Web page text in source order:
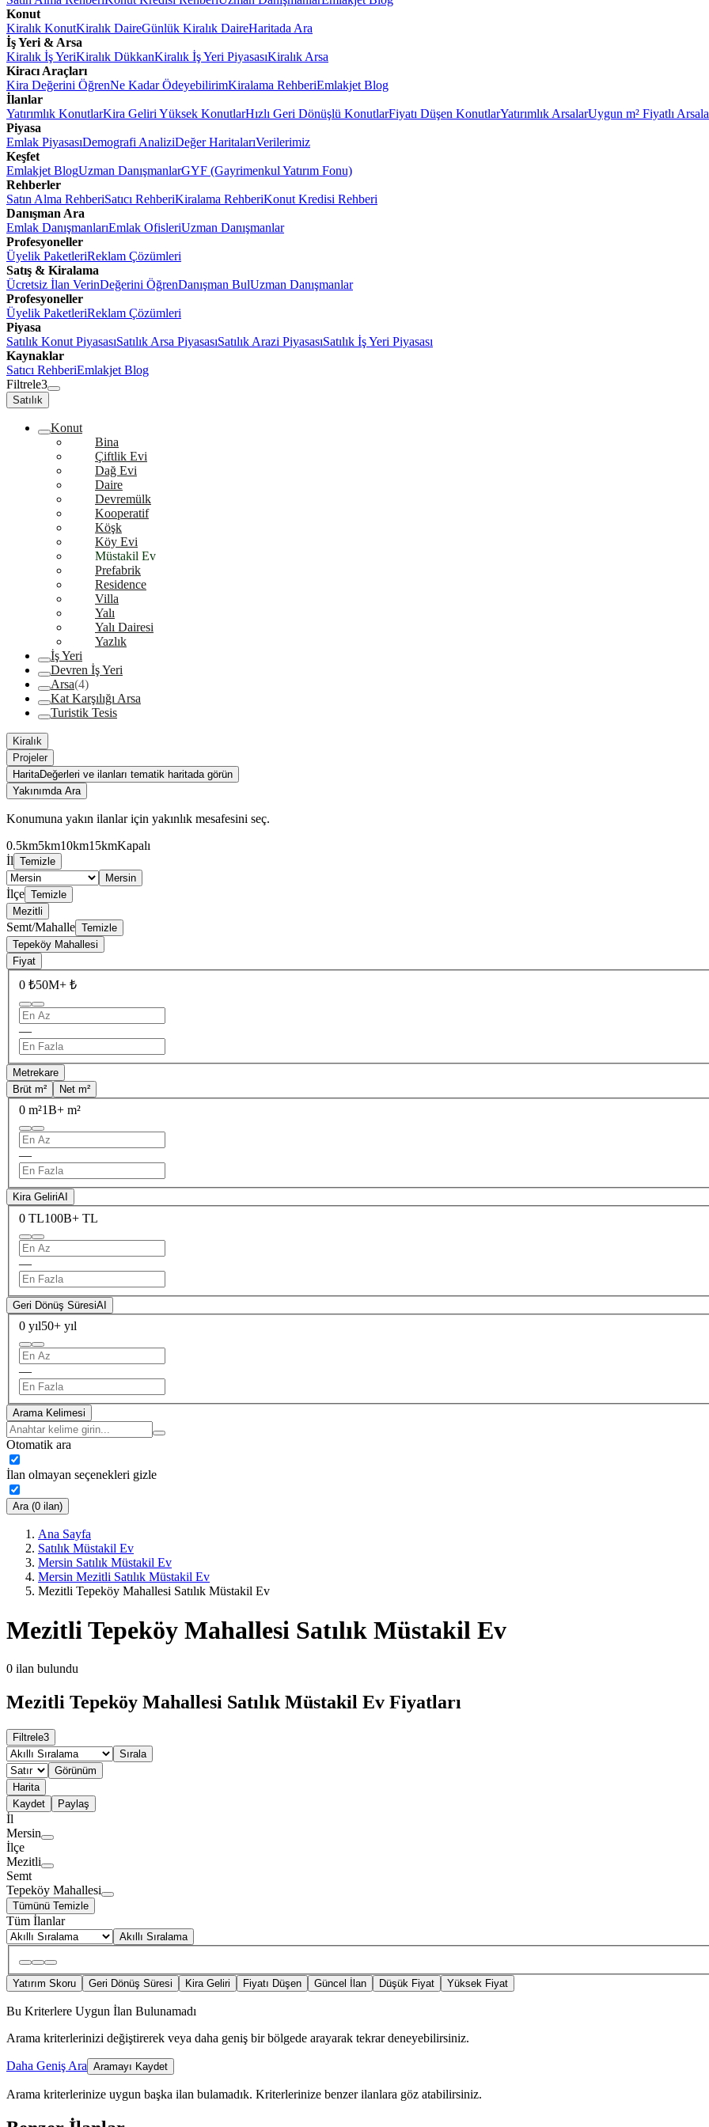
Konut
Kiralık KonutKiralık DaireGünlük Kiralık DaireHaritada Ara
İş Yeri & Arsa
Kiralık İş YeriKiralık DükkanKiralık İş Yeri PiyasasıKiralık Arsa
Kiracı Araçları
Kira Değerini ÖğrenNe Kadar ÖdeyebilirimKiralama RehberiEmlakjet Blog
İlanlar
Yatırımlık KonutlarKira Geliri Yüksek KonutlarHızlı Geri Dönüşlü KonutlarFiyatı Düşen KonutlarYatırımlık ArsalarUygun m² Fiyatlı
Piyasa
Emlak PiyasasıDemografi AnaliziDeğer HaritalarıVerilerimiz
Keşfet
Emlakjet BlogUzman DanışmanlarGYF (Gayrimenkul Yatırım Fonu)
Rehberler
Satın Alma RehberiSatıcı RehberiKiralama RehberiKonut Kredisi Rehberi
Danışman Ara
Emlak DanışmanlarıEmlak OfisleriUzman Danışmanlar
Profesyoneller
Üyelik PaketleriReklam Çözümleri
Satış & Kiralama
Ücretsiz İlan VerinDeğerini ÖğrenDanışman BulUzman Danışmanlar
Profesyoneller
Üyelik PaketleriReklam Çözümleri
Piyasa
Satılık Konut PiyasasıSatılık Arsa PiyasasıSatılık Arazi PiyasasıSatılık İş Yeri Piyasası
Kaynaklar
Satıcı RehberiEmlakjet Blog
Filtrele3
Satılık
Konut
Bina
Çiftlik Evi
Dağ Evi
Daire
Devremülk
Kooperatif
Köşk
Köy Evi
Müstakil Ev
Prefabrik
Residence
Villa
Yalı
Yalı Dairesi
Yazlık
İş Yeri
Devren İş Yeri
Arsa(4)
Kat Karşılığı Arsa
Turistik Tesis
Kiralık
Projeler
HaritaDeğerleri ve ilanları tematik haritada görün
Yakınımda Ara
Konumuna yakın ilanlar için yakınlık mesafesini seç.
0.5km5km10km15kmKapalı
İl Temizle
Mersin
İlçe Temizle
Mezitli
Semt/Mahalle Temizle
Tepeköy Mahallesi
Fiyat
0 ₺50M+ ₺
—
Metrekare
Brüt m²
Net m²
0 m²1B+ m²
—
Kira GeliriAI
0 TL100B+ TL
—
Geri Dönüş SüresiAI
0 yıl50+ yıl
—
Arama Kelimesi
Otomatik ara
İlan olmayan seçenekleri gizle
Ara (0 ilan)
Ana Sayfa
Satılık Müstakil Ev
Mersin Satılık Müstakil Ev
Mersin Mezitli Satılık Müstakil Ev
Mezitli Tepeköy Mahallesi Satılık Müstakil Ev
Mezitli Tepeköy Mahallesi Satılık Müstakil Ev
0 ilan bulundu
Mezitli Tepeköy Mahallesi Satılık Müstakil Ev Fiyatları
Filtrele3
Sırala
Görünüm
Harita
Kaydet
Paylaş
İl
Mersin
İlçe
Mezitli
Semt
Tepeköy Mahallesi
Tümünü Temizle
Tüm İlanlar
Akıllı Sıralama
Yatırım Skoru Geri Dönüş Süresi Kira Geliri Fiyatı Düşen Güncel İlan Düşük Fiyat Yüksek Fiyat
Bu Kriterlere Uygun İlan Bulunamadı
Arama kriterlerinizi değiştirerek veya daha geniş bir bölgede arayarak tekrar deneyebilirsiniz.
Daha Geniş Ara Aramayı Kaydet
Arama kriterlerinize uygun başka ilan bulamadık. Kriterlerinize benzer ilanlara göz atabilirsiniz.